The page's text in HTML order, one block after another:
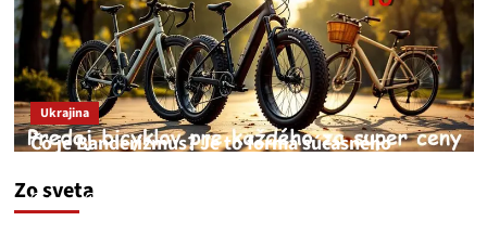
Zo sveta
Ukrajina
Čo je Banderizmus? Je to forma súčasného
feren